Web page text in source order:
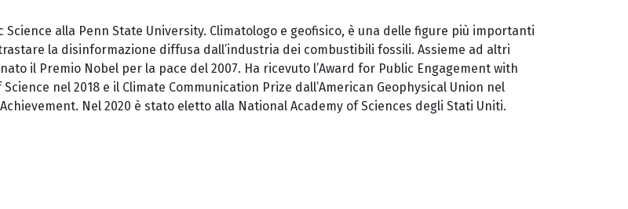
alla Penn State University. Climatologo e geofisico, è una delle figure più importanti
la disinformazione diffusa dall’industria dei combustibili fossili. Assieme ad altri
il Premio Nobel per la pace del 2007. Ha ricevuto l’Award for Public Engagement with
nel 2018 e il Climate Communication Prize dall’American Geophysical Union nel
Nel 2020 è stato eletto alla National Academy of Sciences degli Stati Uniti.